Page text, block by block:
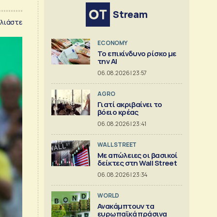
Stream
ECONOMY
Το επικίνδυνο ρίσκο με
την ΑΙ
06.08.2026 | 23:57
AGRO
Γιατί ακριβαίνει το
βόειο κρέας
06.08.2026 | 23:41
WALL STREET
Με απώλειες οι βασικοί
δείκτες στη Wall Street
06.08.2026 | 23:34
WORLD
Ανακάμπτουν τα
ευρωπαϊκά πράσινα